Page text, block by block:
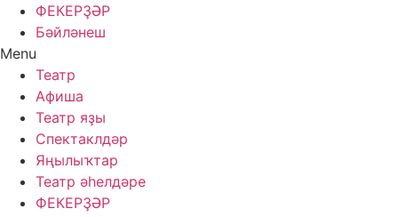
ФЕКЕРҘӘР
Бәйләнеш
Menu
Театр
Афиша
Театр яҙы
Спектаклдәр
Яңылыҡтар
Театр әһелдәре
ФЕКЕРҘӘР